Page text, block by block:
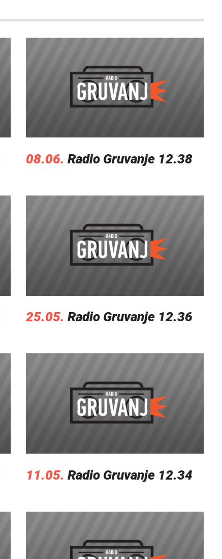
08.06. Radio Gruvanje 12.38
25.05. Radio Gruvanje 12.36
11.05. Radio Gruvanje 12.34